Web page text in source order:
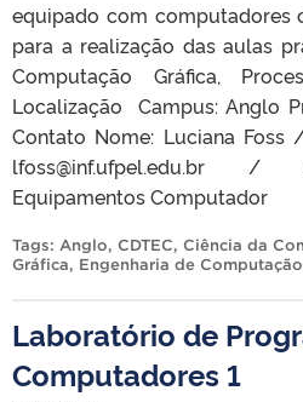
equipado com computadores
para a realização das aulas
Computação Gráfica,
Localização Campus: Anglo
Contato Nome: Luciana Foss
lfoss@inf.ufpel.edu.br /
Equipamentos Computador
Tags: Anglo, CDTEC, Ciência da
Gráfica, Engenharia de Computação
Laboratório de
Computadores 1